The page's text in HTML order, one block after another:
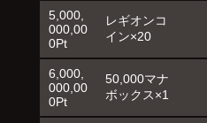
5,000,
000,00
0Pt
レギオンコ
イン×20
6,000,
000,00
0Pt
50,000マナ
ボックス×1